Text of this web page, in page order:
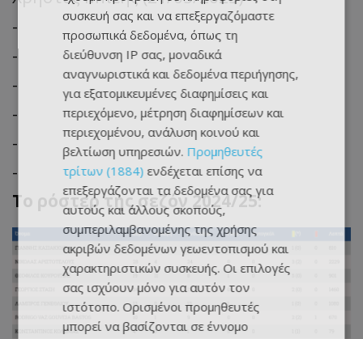
-
-
-
-
-
-
Το ρόστερ της σεζόν 2024/25:
συσκευή σας και να επεξεργαζόμαστε
προσωπικά δεδομένα, όπως τη
διεύθυνση IP σας, μοναδικά
αναγνωριστικά και δεδομένα περιήγησης,
για εξατομικευμένες διαφημίσεις και
περιεχόμενο, μέτρηση διαφημίσεων και
περιεχομένου, ανάλυση κοινού και
βελτίωση υπηρεσιών. Προμηθευτές
τρίτων (1884) ενδέχεται επίσης να
επεξεργάζονται τα δεδομένα σας για
αυτούς και άλλους σκοπούς,
συμπεριλαμβανομένης της χρήσης
ακριβών δεδομένων γεωεντοπισμού και
χαρακτηριστικών συσκευής. Οι επιλογές
σας ισχύουν μόνο για αυτόν τον
ιστότοπο. Ορισμένοι προμηθευτές
μπορεί να βασίζονται σε έννομο